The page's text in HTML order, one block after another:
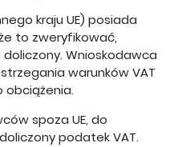
kraju UE) posiada
to zweryfikować,
Wnioskodawca
warunków VAT
spoza UE, do
podatek VAT.